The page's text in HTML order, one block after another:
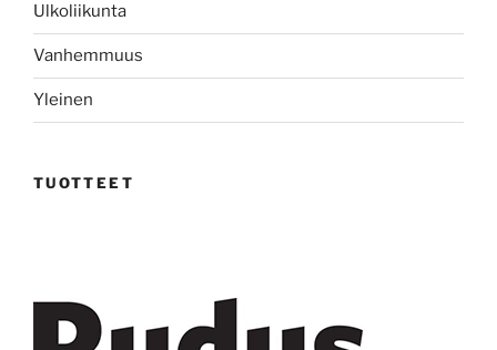
Ulkoliikunta
Vanhemmuus
Yleinen
TUOTTEET